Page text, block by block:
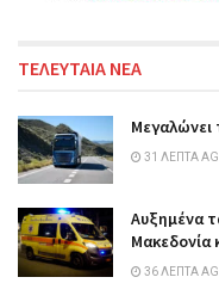
ΤΕΛΕΥΤΑΙΑ ΝΕΑ
Μεγαλώνει
31 ΛΕΠΤΆ
Αυξημένα
Μακεδονία
36 ΛΕΠΤΆ